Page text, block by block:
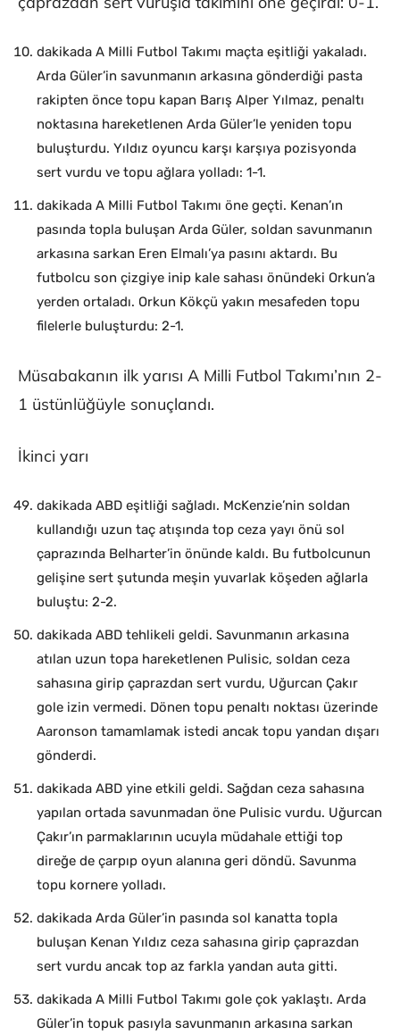
dakikada A Milli Futbol Takımı maçta eşitliği yakaladı.
Arda Güler’in savunmanın arkasına gönderdiği pasta
rakipten önce topu kapan Barış Alper Yılmaz, penaltı
noktasına hareketlenen Arda Güler’le yeniden topu
buluşturdu. Yıldız oyuncu karşı karşıya pozisyonda
sert vurdu ve topu ağlara yolladı: 1-1.
dakikada A Milli Futbol Takımı öne geçti. Kenan’ın
pasında topla buluşan Arda Güler, soldan savunmanın
arkasına sarkan Eren Elmalı’ya pasını aktardı. Bu
futbolcu son çizgiye inip kale sahası önündeki Orkun’a
yerden ortaladı. Orkun Kökçü yakın mesafeden topu
filelerle buluşturdu: 2-1.
Müsabakanın ilk yarısı A Milli Futbol Takımı’nın 2-
1 üstünlüğüyle sonuçlandı.
İkinci yarı
dakikada ABD eşitliği sağladı. McKenzie’nin soldan
kullandığı uzun taç atışında top ceza yayı önü sol
çaprazında Belharter’in önünde kaldı. Bu futbolcunun
gelişine sert şutunda meşin yuvarlak köşeden ağlarla
buluştu: 2-2.
dakikada ABD tehlikeli geldi. Savunmanın arkasına
atılan uzun topa hareketlenen Pulisic, soldan ceza
sahasına girip çaprazdan sert vurdu, Uğurcan Çakır
gole izin vermedi. Dönen topu penaltı noktası üzerinde
Aaronson tamamlamak istedi ancak topu yandan dışarı
gönderdi.
dakikada ABD yine etkili geldi. Sağdan ceza sahasına
yapılan ortada savunmadan öne Pulisic vurdu. Uğurcan
Çakır’ın parmaklarının ucuyla müdahale ettiği top
direğe de çarpıp oyun alanına geri döndü. Savunma
topu kornere yolladı.
dakikada Arda Güler’in pasında sol kanatta topla
buluşan Kenan Yıldız ceza sahasına girip çaprazdan
sert vurdu ancak top az farkla yandan auta gitti.
dakikada A Milli Futbol Takımı gole çok yaklaştı. Arda
Güler’in topuk pasıyla savunmanın arkasına sarkan